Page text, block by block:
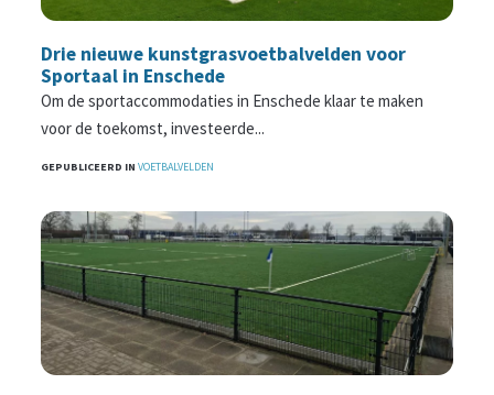
Drie nieuwe kunstgrasvoetbalvelden voor
Sportaal in Enschede
Om de sportaccommodaties in Enschede klaar te maken
voor de toekomst, investeerde...
GEPUBLICEERD IN VOETBALVELDEN